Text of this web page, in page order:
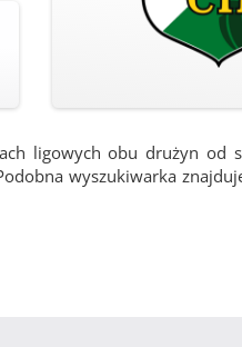
ligowych obu drużyn od
wyszukiwarka